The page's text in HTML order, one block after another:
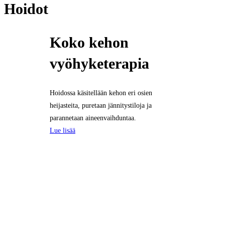
Hoidot
Koko kehon
vyöhyketerapia
Hoidossa käsitellään kehon eri osien
heijasteita, puretaan jännitystiloja ja
parannetaan aineenvaihduntaa.
Lue lisää